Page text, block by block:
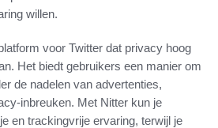
willen.
voor Twitter dat privacy hoog
Het biedt gebruikers een manier om
de nadelen van advertenties,
inbreuken. Met Nitter kun je
en trackingvrije ervaring, terwijl je